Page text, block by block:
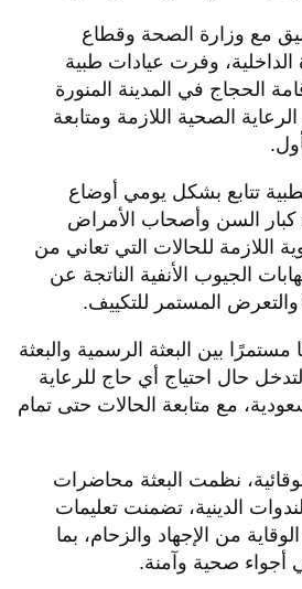
مع وزارة الصحة وقطاع
الداخلية، وفرت عيادات طبية
الحجاج في المدينة المنورة
الصحية اللازمة ومتابعة
تتابع بشكل يومي أوضاع
كبار السن وأصحاب الأمراض
اللازمة للحالات التي تعاني من
الجيوب الأنفية الناتجة عن
والتعرض المستمر للتكييف.
بين البعثة الرسمية والبعثة
حال احتياج أي حاج للرعاية
مع متابعة الحالات حتى تمام
نظمت البعثة محاضرات
الدينية، تضمنت تعليمات
من الإجهاد والزحام، بما
أجواء صحية وآمنة.